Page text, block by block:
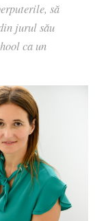
să
jurul său
ca un